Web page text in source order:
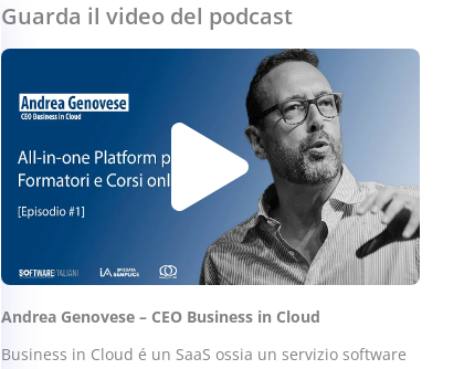
Guarda il video del podcast
Play
Andrea Genovese – CEO Business in Cloud
Business in Cloud é un SaaS ossia un servizio software